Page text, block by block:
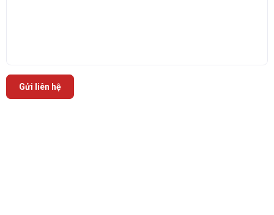
Gửi liên hệ